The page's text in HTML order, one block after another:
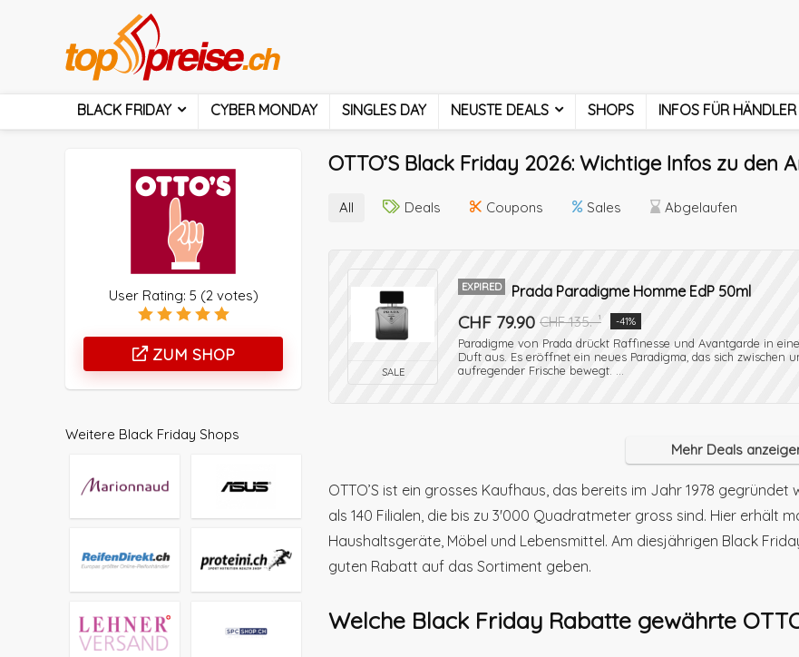
BLACK FRIDAY CYBER MONDAY SINGLES DAY NEUSTE DEALS SHOPS INFOS FÜR HÄNDLER
OTTO’S Black Friday 2026: Wichtige Infos zu den
User Rating: 5 (2votes)
ZUM SHOP
All Deals Coupons Sales Abgelaufen
SALE
EXPIRED Prada Paradigme Homme EdP 50ml
CHF 79.90 CHF 135.-¹ -41%
Paradigme von Prada drückt Raffinesse und Avantgarde in
Duft aus. Es eröffnet ein neues Paradigma, das sich zwischen
aufregender Frische bewegt. ...
Mehr Deals
OTTO’S ist ein grosses Kaufhaus, das bereits im Jahr 1978
als 140 Filialen, die bis zu 3'000 Quadratmeter gross sind. Hier erhält
Haushaltsgeräte, Möbel und Lebensmittel. Am diesjährigen Black
guten Rabatt auf das Sortiment geben.
Welche Black Friday Rabatte gewährte
Weitere Black Friday Shops